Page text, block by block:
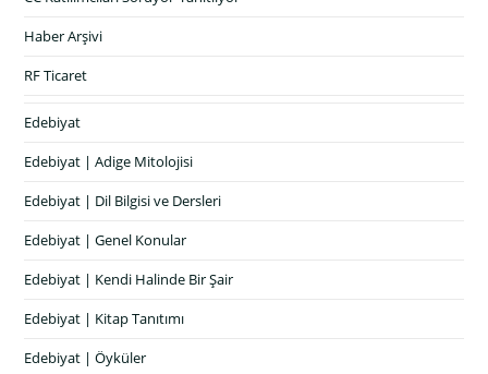
Haber Arşivi
RF Ticaret
Edebiyat
Edebiyat | Adige Mitolojisi
Edebiyat | Dil Bilgisi ve Dersleri
Edebiyat | Genel Konular
Edebiyat | Kendi Halinde Bir Şair
Edebiyat | Kitap Tanıtımı
Edebiyat | Öyküler